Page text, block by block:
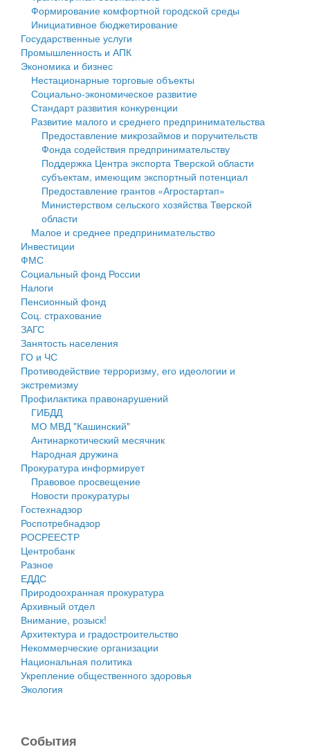
Государственные услуги
Промышленность и АПК
Экономика и бизнес
Символика
Устав
Гостям округа
Туризм
Культура
Образование
Здравоохранение
Социальная защита
Фотоальбом
муниципального округа Тверской области
Администрация Кашинского муниципального округа
Тверской области
Управление сельскими территориями
Открытые данные
Работа с обращениями граждан
Муниципальный контроль
Муниципальные услуги
Проекты административных регламентов
Антимонопольный комплаенс
Противодействие коррупции
Финансовое управление
Бюджет для граждан
Имущество
Выявление правообладателей ранее учтенных
объектов недвижимости
Имущественная поддержка субъектов малого и
среднего предпринимательства
Информационная поддержка субъектов малого и
среднего предпринимательства
Муниципальные программы
Контрольно-счетная палата
Персональные данные
Оценка регулирующего воздействия
Деятельность МУ
Нормативы градостроительного проектирования
Правила землепользования и застройки
Генеральные планы
Проекты планировки территории
Собрание депутатов
Городское поселение
Сельские поселения
Формирование комфортной городской среды
Инициативное бюджетирование
Государственные услуги
Промышленность и АПК
Экономика и бизнес
Нестационарные торговые объекты
Социально-экономическое развитие
Стандарт развития конкуренции
Развитие малого и среднего предпринимательства
Предоставление микрозаймов и поручительств
Фонда содействия предпринимательству
Поддержка Центра экспорта Тверской области
субъектам, имеющим экспортный потенциал
Предоставление грантов «Агростартап»
Министерством сельского хозяйства Тверской
области
Малое и среднее предпринимательство
Инвестиции
ФМС
Социальный фонд России
Налоги
Пенсионный фонд
Соц. страхование
ЗАГС
Занятость населения
ГО и ЧС
Противодействие терроризму, его идеологии и
экстремизму
Профилактика правонарушений
ГИБДД
МО МВД "Кашинский"
Антинаркотический месячник
Народная дружина
Прокуратура информирует
Правовое просвещение
Новости прокуратуры
Гостехнадзор
Роспотребнадзор
РОСРЕЕСТР
Центробанк
Разное
ЕДДС
Природоохранная прокуратура
Архивный отдел
Внимание, розыск!
Архитектура и градостроительство
Некоммерческие организации
Национальная политика
Укрепление общественного здоровья
Экология
События